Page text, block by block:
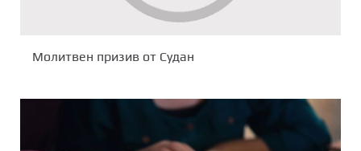
Молитвен призив от Судан